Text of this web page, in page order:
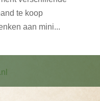
te koop
aan mini...